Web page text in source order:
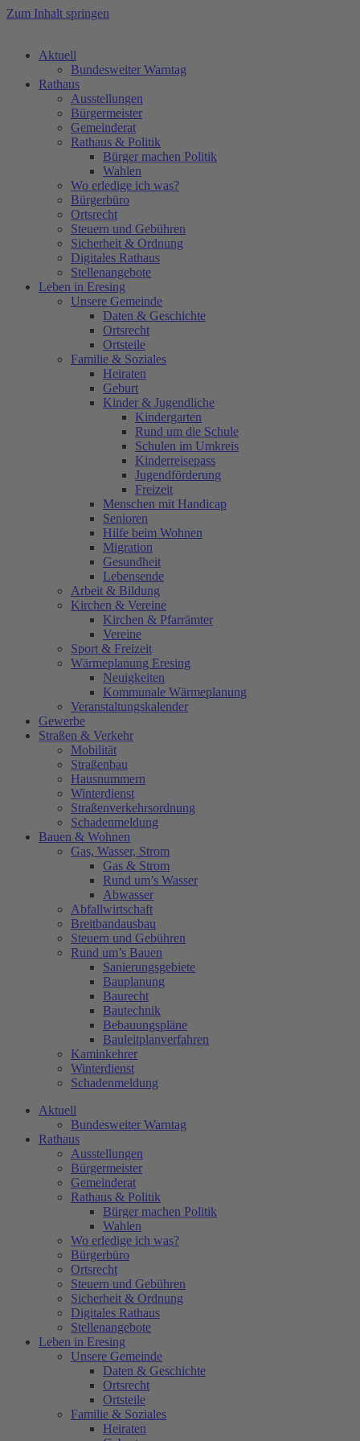
Zum Inhalt springen
Aktuell
Bundesweiter Warntag
Rathaus
Ausstellungen
Bürgermeister
Gemeinderat
Rathaus & Politik
Bürger machen Politik
Wahlen
Wo erledige ich was?
Bürgerbüro
Ortsrecht
Steuern und Gebühren
Sicherheit & Ordnung
Digitales Rathaus
Stellenangebote
Leben in Eresing
Unsere Gemeinde
Daten & Geschichte
Ortsrecht
Ortsteile
Familie & Soziales
Heiraten
Geburt
Kinder & Jugendliche
Kindergarten
Rund um die Schule
Schulen im Umkreis
Kinderreisepass
Jugendförderung
Freizeit
Menschen mit Handicap
Senioren
Hilfe beim Wohnen
Migration
Gesundheit
Lebensende
Arbeit & Bildung
Kirchen & Vereine
Kirchen & Pfarrämter
Vereine
Sport & Freizeit
Wärmeplanung Eresing
Neuigkeiten
Kommunale Wärmeplanung
Veranstaltungskalender
Gewerbe
Straßen & Verkehr
Mobilität
Straßenbau
Hausnummern
Winterdienst
Straßenverkehrsordnung
Schadenmeldung
Bauen & Wohnen
Gas, Wasser, Strom
Gas & Strom
Rund um’s Wasser
Abwasser
Abfallwirtschaft
Breitbandausbau
Steuern und Gebühren
Rund um’s Bauen
Sanierungsgebiete
Bauplanung
Baurecht
Bautechnik
Bebauungspläne
Bauleitplanverfahren
Kaminkehrer
Winterdienst
Schadenmeldung
Aktuell
Bundesweiter Warntag
Rathaus
Ausstellungen
Bürgermeister
Gemeinderat
Rathaus & Politik
Bürger machen Politik
Wahlen
Wo erledige ich was?
Bürgerbüro
Ortsrecht
Steuern und Gebühren
Sicherheit & Ordnung
Digitales Rathaus
Stellenangebote
Leben in Eresing
Unsere Gemeinde
Daten & Geschichte
Ortsrecht
Ortsteile
Familie & Soziales
Heiraten